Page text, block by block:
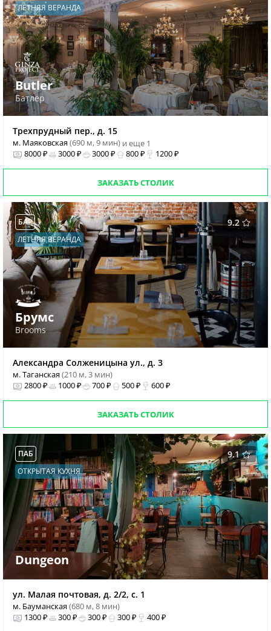
ЛЕТНЯЯ ВЕРАНДА
Butler
Батлер
Трехпрудный пер., д. 15
м. Маяковская(690 м, 9 мин) и еще 1
8000 ₽
3000 ₽ 3000 ₽ 800 ₽ 1200 ₽
ЗАКАЗАТЬ СТОЛИК
9.2
БАР
ЛЕТНЯЯ ВЕРАНДА
Брумс
Brooms
Александра Солженицына ул., д. 3
м. Таганская(210 м, 3 мин)
2800 ₽
1000 ₽ 700 ₽ 500 ₽ 600 ₽
ЗАКАЗАТЬ СТОЛИК
9.1
ПАБ
ОТКРЫТАЯ КУХНЯ
Dungeon
ул. Малая почтовая, д. 2/2, с. 1
м. Бауманская(680 м, 8 мин)
1300 ₽
300 ₽ 300 ₽ 300 ₽ 400 ₽